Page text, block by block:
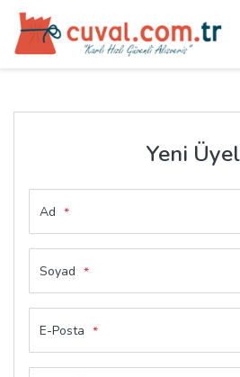
Yeni
Ad *
Soyad *
E-Posta *